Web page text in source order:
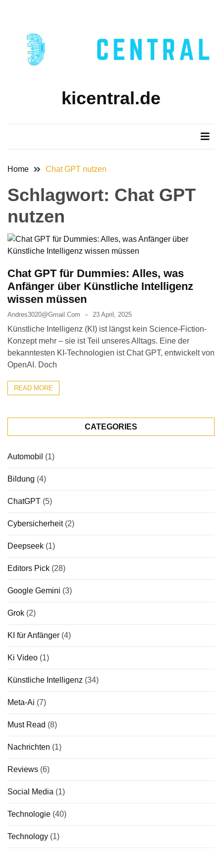
kicentral.de
Home Chat GPT nutzen
Schlagwort: Chat GPT
nutzen
Chat GPT für Dummies: Alles, was
Anfänger über Künstliche Intelligenz
wissen müssen
Andres3020@gmail.com 23 April, 2025
Künstliche Intelligenz (KI) ist längst kein Science-Fiction-
Konzept mehr – sie ist Teil unseres Alltags. Eine der
bekanntesten KI-Technologien ist Chat GPT, entwickelt von
OpenAI. Doch
READ MORE
CATEGORIES
Automobil (1)
Bildung (4)
ChatGPT (5)
Cybersicherheit(2)
Deepseek (1)
Editors Pick (28)
Google Gemini (3)
Grok (2)
KI für Anfänger (4)
Ki Video (1)
Künstliche Intelligenz (34)
Meta-Ai (7)
Must Read (8)
Nachrichten (1)
Reviews (6)
Social Media (1)
Technologie (40)
Technology (1)